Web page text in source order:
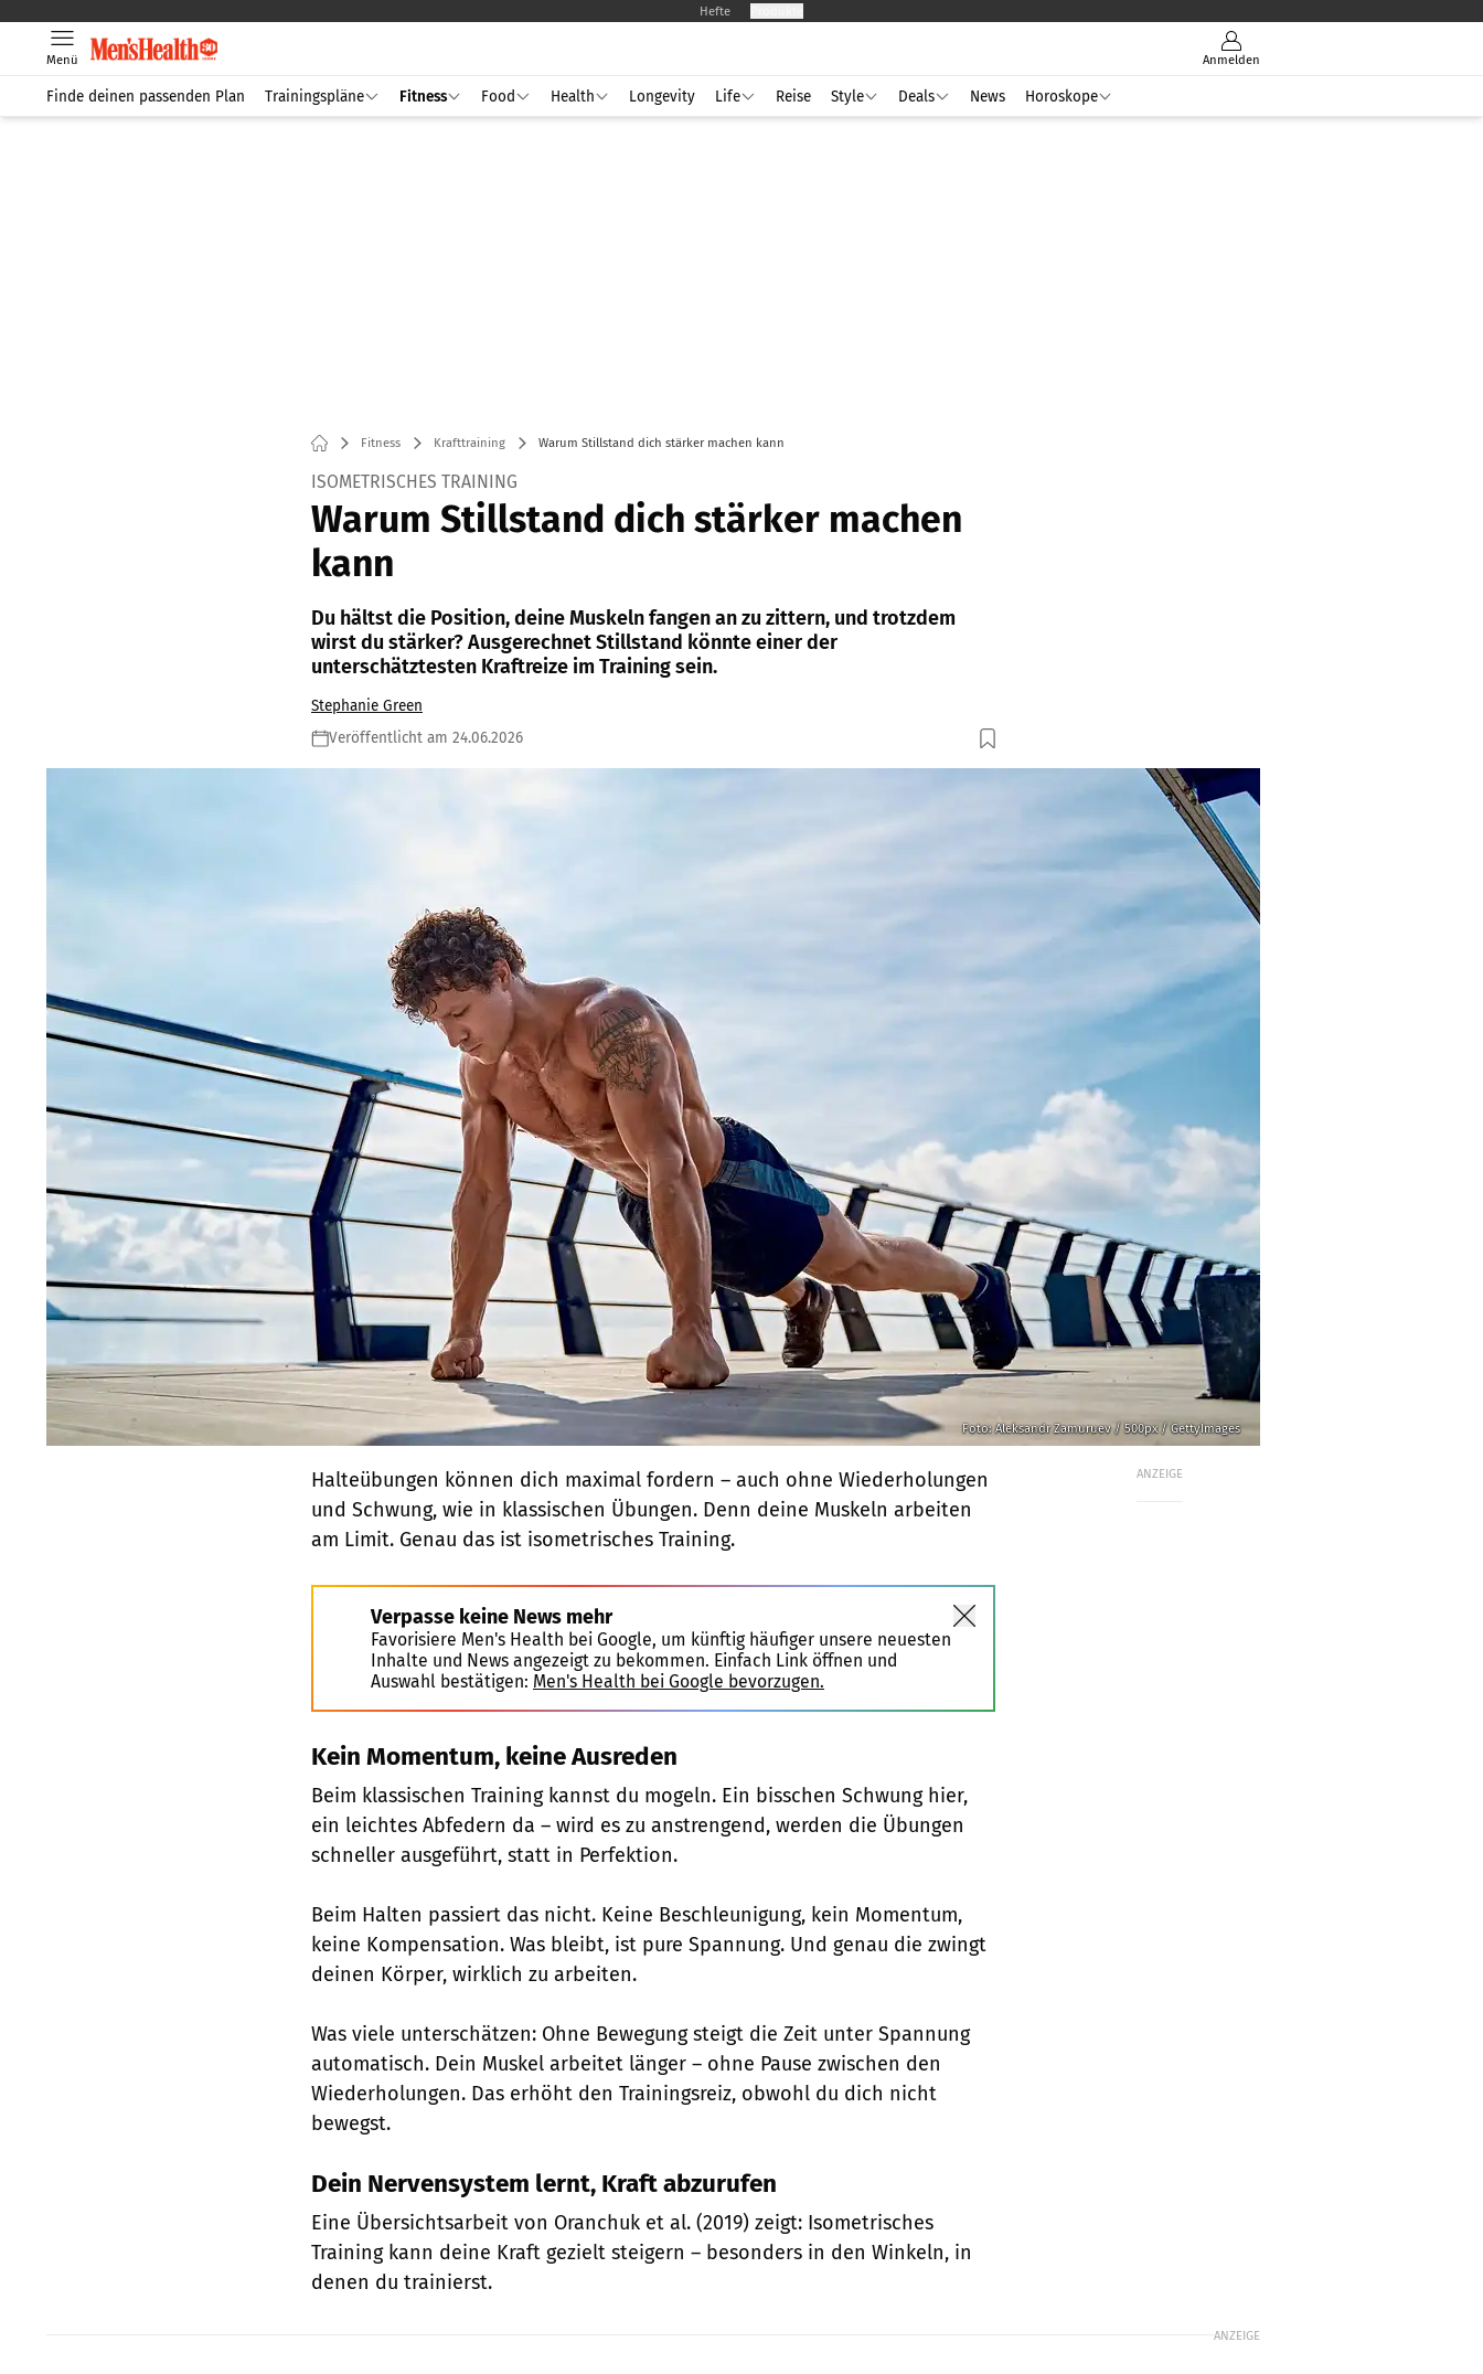
Hefte
Anmelden
Menü
Finde deinen passenden Plan Trainingspläne Fitness Food Health Longevity Life Reise Style Deals News Horoskope
Fitness Krafttraining Warum Stillstand dich stärker machen kann
ISOMETRISCHES TRAINING
Warum Stillstand dich stärker machen
kann
Du hältst die Position, deine Muskeln fangen an zu zittern, und trotzdem
wirst du stärker? Ausgerechnet Stillstand könnte einer der
unterschätztesten Kraftreize im Training sein.
Stephanie Green
Veröffentlicht am 24.06.2026
Foto: Aleksandr Zamuruev / 500px / GettyImages
ANZEIGE
Halteübungen können dich maximal fordern – auch ohne Wiederholungen
und Schwung, wie in klassischen Übungen. Denn deine Muskeln arbeiten
am Limit. Genau das ist isometrisches Training.
Verpasse keine News mehr
Favorisiere Men's Health bei Google, um künftig häufiger unsere neuesten
Inhalte und News angezeigt zu bekommen. Einfach Link öffnen und
Auswahl bestätigen: Men's Health bei Google bevorzugen.
Kein Momentum, keine Ausreden
Beim klassischen Training kannst du mogeln. Ein bisschen Schwung hier,
ein leichtes Abfedern da – wird es zu anstrengend, werden die Übungen
schneller ausgeführt, statt in Perfektion.
Beim Halten passiert das nicht. Keine Beschleunigung, kein Momentum,
keine Kompensation. Was bleibt, ist pure Spannung. Und genau die zwingt
deinen Körper, wirklich zu arbeiten.
Was viele unterschätzen: Ohne Bewegung steigt die Zeit unter Spannung
automatisch. Dein Muskel arbeitet länger – ohne Pause zwischen den
Wiederholungen. Das erhöht den Trainingsreiz, obwohl du dich nicht
bewegst.
Dein Nervensystem lernt, Kraft abzurufen
Eine Übersichtsarbeit von Oranchuk et al. (2019) zeigt: Isometrisches
Training kann deine Kraft gezielt steigern – besonders in den Winkeln, in
denen du trainierst.
ANZEIGE